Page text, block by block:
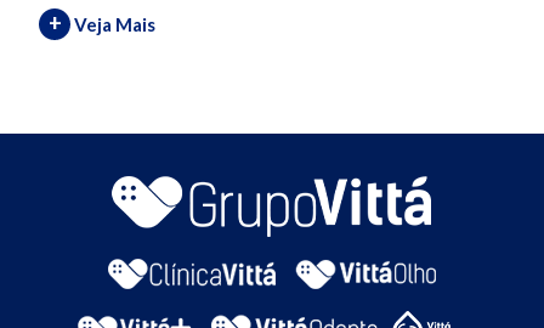
+ Veja Mais